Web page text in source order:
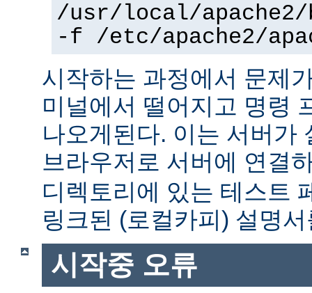
/usr/local/
-f /etc/apache2/
시작하는 과정에서 문제
미널에서 떨어지고 명령
나오게된다. 이는 서버가
브라우저로 서버에 연결
디렉토리에 있는 테스트
링크된 (로컬카피) 설명
시작중 오류